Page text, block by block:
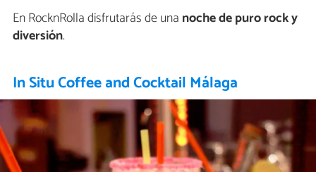
En RocknRolla disfrutarás de una noche de puro rock y
diversión.
In Situ Coffee and Cocktail Málaga